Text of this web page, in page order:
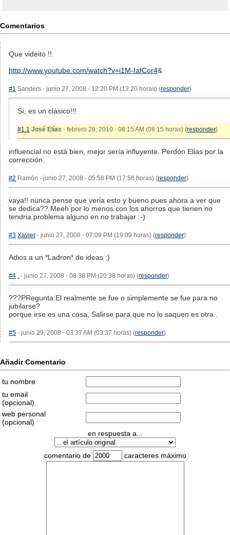
Comentarios
Que videito !!:
http://www.youtube.com/watch?v=i1M-IafCor4&
#1 Sanders - junio 27, 2008 - 12:20 PM (12:20 horas) (responder)
Sí, es un clásico!!!
#1.1 José Elías - febrero 28, 2010 - 08:15 AM (08:15 horas) (responder)
influencial no está bien, mejor sería influyente. Perdón Elias por la
corrección.
#2 Ramón - junio 27, 2008 - 05:58 PM (17:58 horas) (responder)
vaya!! nunca pense que veria esto y bueno pues ahora a ver que
se dedica?? Meeh por lo menos con los ahorros que tienen no
tendria problema alguno en no trabajar :-)
#3 Xavier - junio 27, 2008 - 07:09 PM (19:09 horas) (responder)
Adios a un *Ladron* de ideas :)
#4 . - junio 27, 2008 - 08:38 PM (20:38 horas) (responder)
???PRegunta:El realmente se fue o simplemente se fue para no
jubilarse?
porque irse es una cosa, Salirse para que no lo saquen es otra..
#5 - junio 29, 2008 - 03:37 AM (03:37 horas) (responder)
Añadir Comentario
tu nombre
tu email
(opcional)
web personal
(opcional)
en respuesta a...
comentario de caracteres máximo